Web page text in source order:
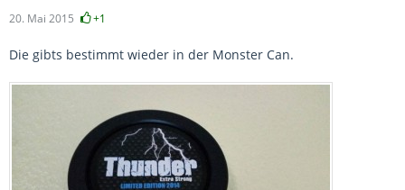
20. Mai 2015 +1
Die gibts bestimmt wieder in der Monster Can.